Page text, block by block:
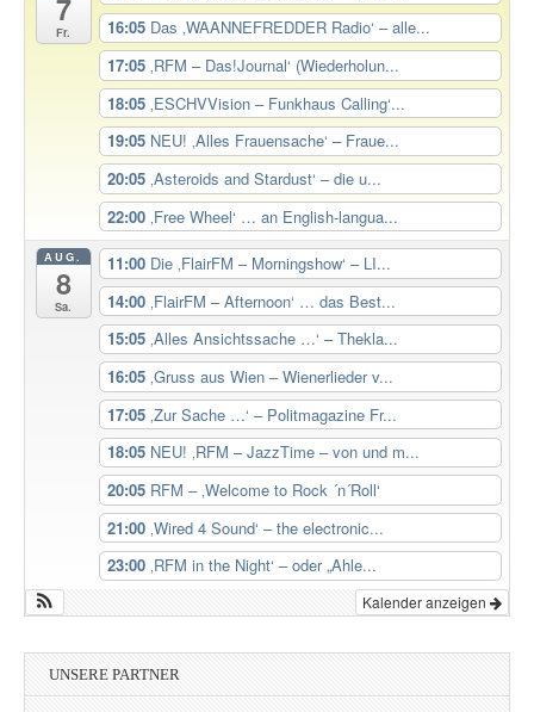
7
Fr.
16:05 Das ‚WAANNEFREDDER Radio‘ – alle...
17:05 ‚RFM – Das!Journal‘ (Wiederholun...
18:05 ‚ESCHVVision – Funkhaus Calling‘...
19:05 NEU! ‚Alles Frauensache‘ – Fraue...
20:05 ‚Asteroids and Stardust‘ – die u...
22:00 ‚Free Wheel‘ … an English-langua...
AUG.
8
Sa.
11:00 Die ‚FlairFM – Morningshow‘ – LI...
14:00 ‚FlairFM – Afternoon‘ … das Best...
15:05 ‚Alles Ansichtssache …‘ – Thekla...
16:05 ‚Gruss aus Wien – Wienerlieder v...
17:05 ‚Zur Sache …‘ – Politmagazine Fr...
18:05 NEU! ‚RFM – JazzTime – von und m...
20:05 RFM – ‚Welcome to Rock ´n´Roll‘
21:00 ‚Wired 4 Sound‘ – the electronic...
23:00 ‚RFM in the Night‘ – oder „Ahle...
Kalender anzeigen
UNSERE PARTNER